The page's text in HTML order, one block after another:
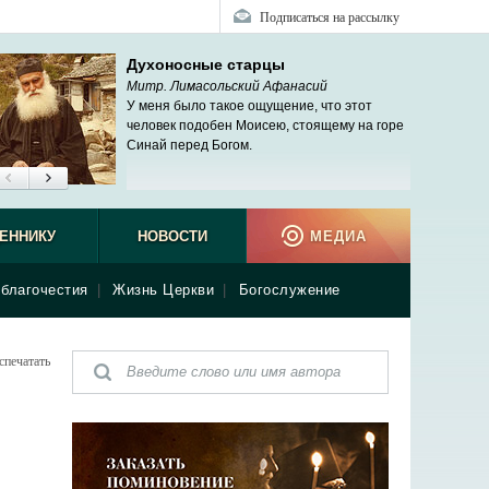
Подписаться на рассылку
Духоносные старцы
Митр. Лимасольский Афанасий
У меня было такое ощущение, что этот
человек подобен Моисею, стоящему на горе
Синай перед Богом.
Жизнь Церкви Богослужение
НОВОСТИ МЕДИА